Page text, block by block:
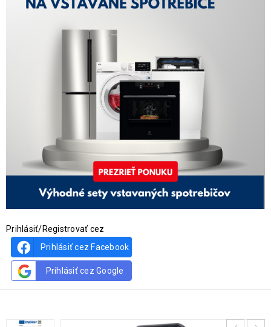
Prihlásiť/Registrovať cez
Prihlásiť cez Facebook
Prihlásiť cez Google